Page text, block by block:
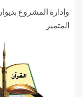
وإدارة المشروع
المتميز